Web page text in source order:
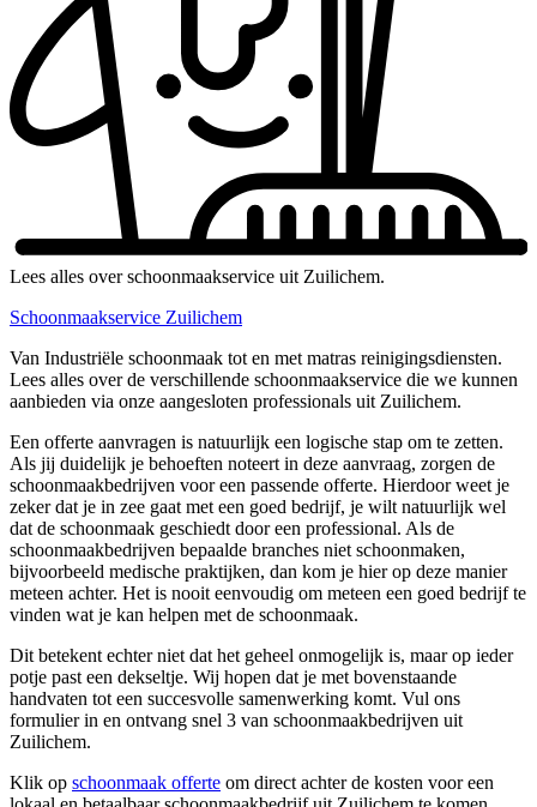
Lees alles over schoonmaakservice uit Zuilichem.
Schoonmaakservice Zuilichem
Van Industriële schoonmaak tot en met matras reinigingsdiensten.
Lees alles over de verschillende schoonmaakservice die we kunnen
aanbieden via onze aangesloten professionals uit Zuilichem.
Een offerte aanvragen is natuurlijk een logische stap om te zetten.
Als jij duidelijk je behoeften noteert in deze aanvraag, zorgen de
schoonmaakbedrijven voor een passende offerte. Hierdoor weet je
zeker dat je in zee gaat met een goed bedrijf, je wilt natuurlijk wel
dat de schoonmaak geschiedt door een professional. Als de
schoonmaakbedrijven bepaalde branches niet schoonmaken,
bijvoorbeeld medische praktijken, dan kom je hier op deze manier
meteen achter. Het is nooit eenvoudig om meteen een goed bedrijf te
vinden wat je kan helpen met de schoonmaak.
Dit betekent echter niet dat het geheel onmogelijk is, maar op ieder
potje past een dekseltje. Wij hopen dat je met bovenstaande
handvaten tot een succesvolle samenwerking komt. Vul ons
formulier in en ontvang snel 3 van schoonmaakbedrijven uit
Zuilichem.
Klik op schoonmaak offerte om direct achter de kosten voor een